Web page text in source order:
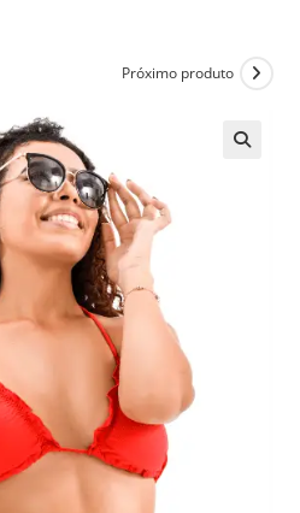
Próximo produto